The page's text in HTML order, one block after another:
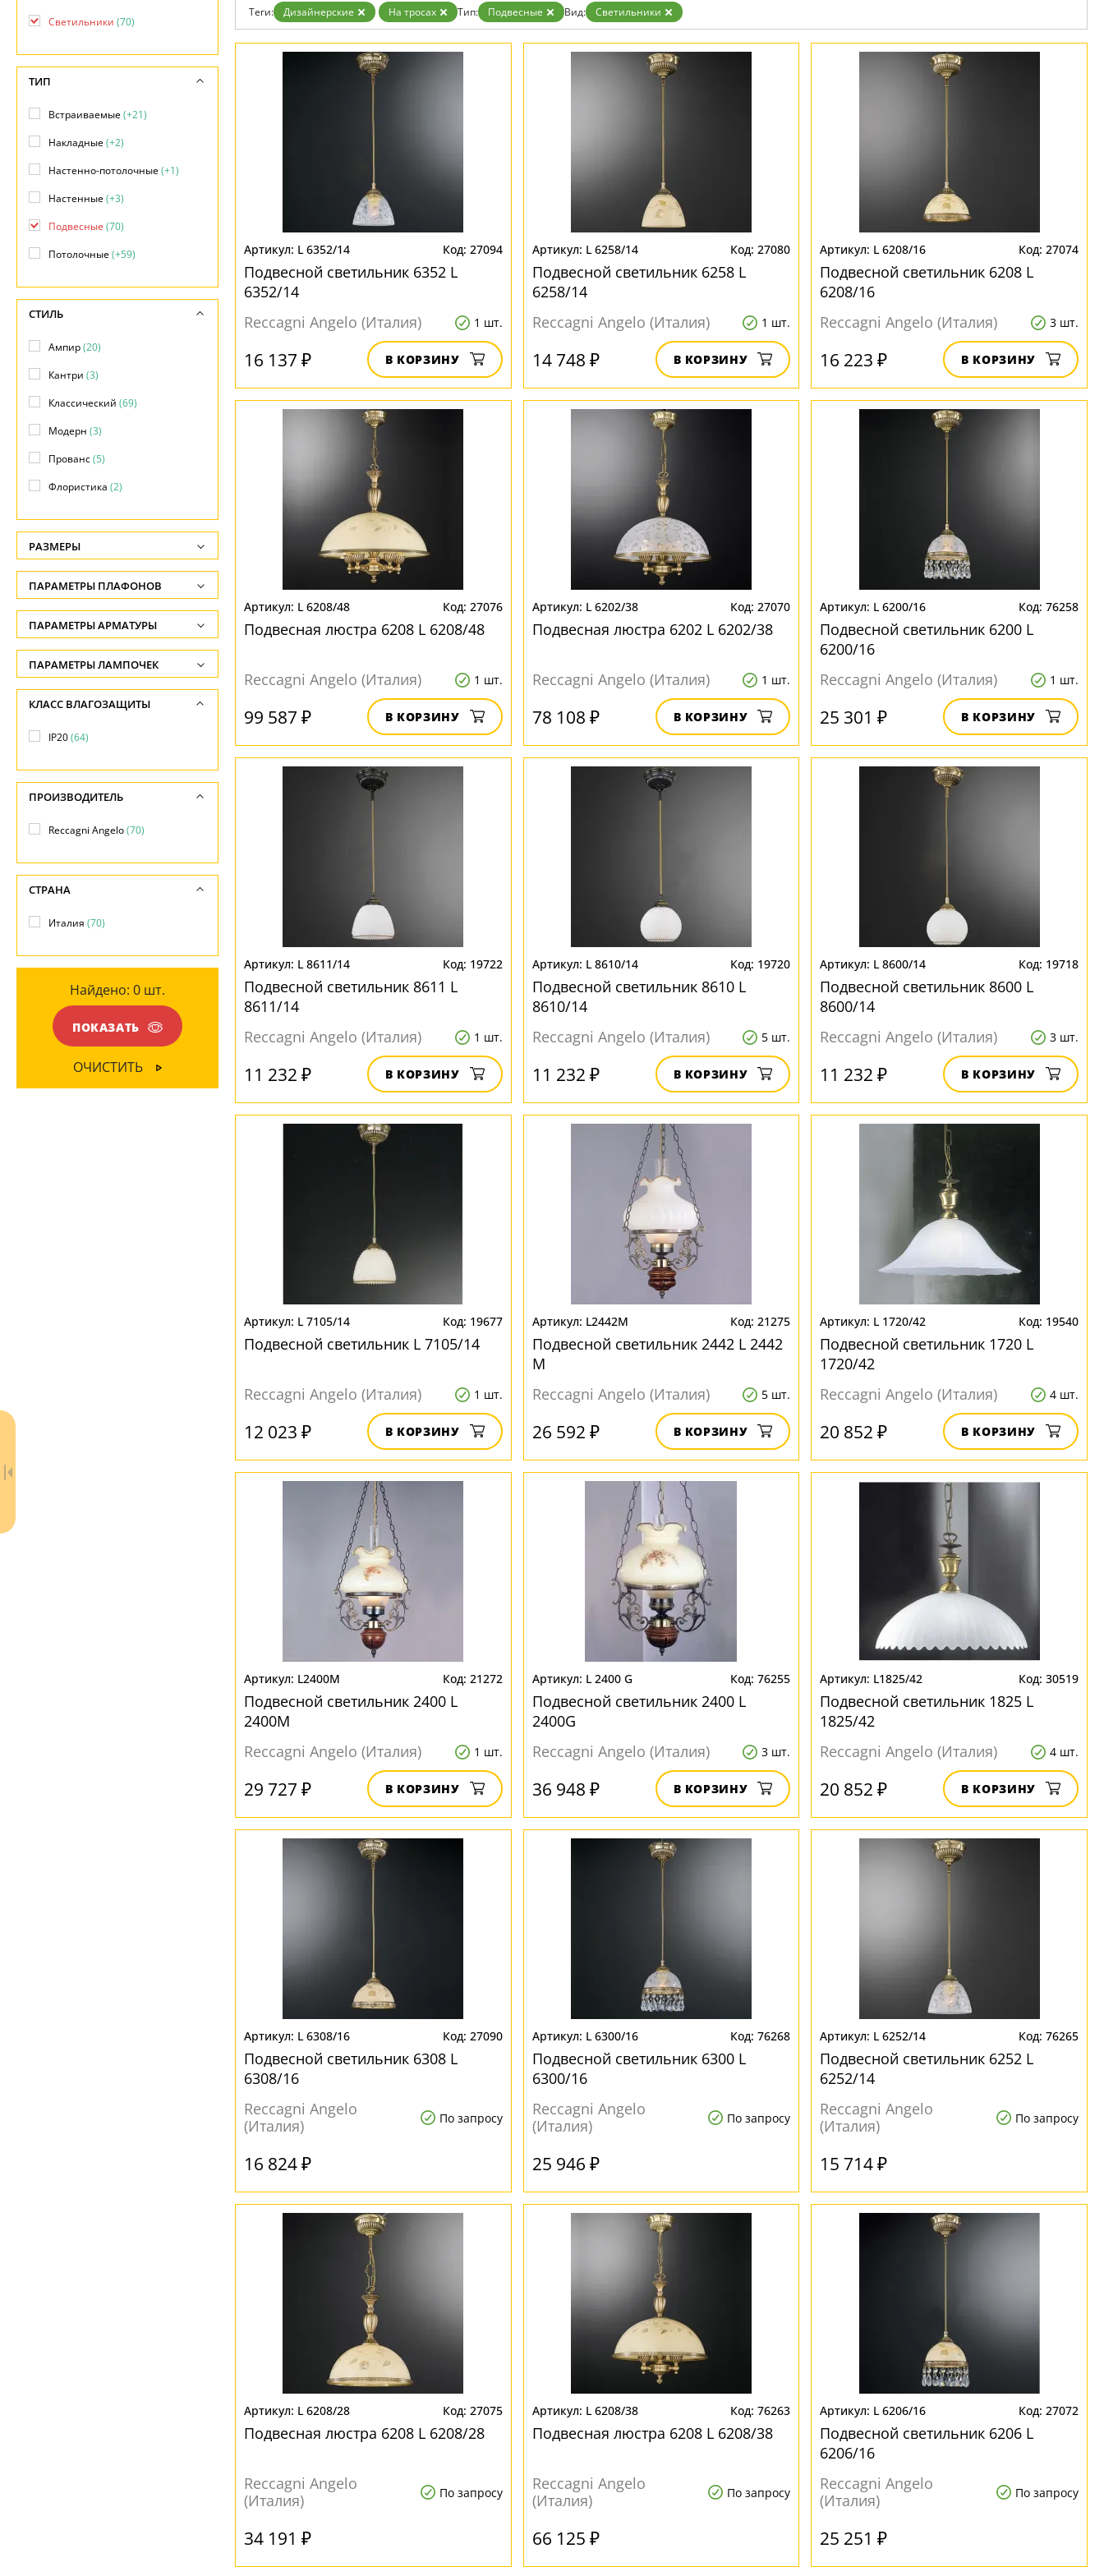
Контакты
- бесплатная доставка
Теги: Дизайнерские На тросах Тип: Подвесные Вид: Светильники
L 6352/14 27094
Подвесной светильник 6352 L
6352/14
Reccagni Angelo (Италия)
1 шт.
16 137 ₽ В КОРЗИНУ
L 6258/14 27080
Подвесной светильник 6258 L
6258/14
Reccagni Angelo (Италия)
1 шт.
14 748 ₽ В КОРЗИНУ
L 6208/16 27074
Подвесной светильник 6208 L
6208/16
Reccagni Angelo (Италия)
3 шт.
16 223 ₽ В КОРЗИНУ
L 6208/48 27076
Подвесная люстра 6208 L 6208/48
Reccagni Angelo (Италия) 1 шт.
99 587 ₽ В КОРЗИНУ
L 6202/38 27070
Подвесная люстра 6202 L 6202/38
Reccagni Angelo (Италия) 1 шт.
78 108 ₽ В КОРЗИНУ
L 6200/16 76258
Подвесной светильник 6200 L
6200/16
Reccagni Angelo (Италия)
1 шт.
25 301 ₽ В КОРЗИНУ
L 8611/14 19722
Подвесной светильник 8611 L
8611/14
Reccagni Angelo (Италия)
1 шт.
11 232 ₽ В КОРЗИНУ
L 8610/14 19720
Подвесной светильник 8610 L
8610/14
Reccagni Angelo (Италия)
5 шт.
11 232 ₽ В КОРЗИНУ
L 8600/14 19718
Подвесной светильник 8600 L
8600/14
Reccagni Angelo (Италия)
3 шт.
11 232 ₽ В КОРЗИНУ
L 7105/14 19677
Подвесной светильник L 7105/14
Reccagni Angelo (Италия) 1 шт.
12 023 ₽ В КОРЗИНУ
L2442M 21275
Подвесной светильник 2442 L 2442
M
Reccagni Angelo (Италия)
5 шт.
26 592 ₽ В КОРЗИНУ
L 1720/42 19540
Подвесной светильник 1720 L
1720/42
Reccagni Angelo (Италия)
4 шт.
20 852 ₽ В КОРЗИНУ
L2400M 21272
Подвесной светильник 2400 L
2400M
Reccagni Angelo (Италия)
1 шт.
29 727 ₽ В КОРЗИНУ
L 2400 G 76255
Подвесной светильник 2400 L
2400G
Reccagni Angelo (Италия)
3 шт.
36 948 ₽ В КОРЗИНУ
L1825/42 30519
Подвесной светильник 1825 L
1825/42
Reccagni Angelo (Италия)
4 шт.
20 852 ₽ В КОРЗИНУ
L 6308/16 27090
Подвесной светильник 6308 L
6308/16
Reccagni Angelo
(Италия)
По запросу
16 824 ₽
L 6300/16 76268
Подвесной светильник 6300 L
6300/16
Reccagni Angelo
(Италия)
По запросу
25 946 ₽
L 6252/14 76265
Подвесной светильник 6252 L
6252/14
Reccagni Angelo
(Италия)
По запросу
15 714 ₽
L 6208/28 27075
Подвесная люстра 6208 L 6208/28
Reccagni Angelo
(Италия)
По запросу
34 191 ₽
L 6208/38 76263
Подвесная люстра 6208 L 6208/38
Reccagni Angelo
(Италия)
По запросу
66 125 ₽
L 6206/16 27072
Подвесной светильник 6206 L
6206/16
Reccagni Angelo
(Италия)
По запросу
25 251 ₽
Светильники (70)
ТИП
Встраиваемые(+21)
Накладные(+2)
Настенно-потолочные(+1)
Настенные(+3)
Подвесные (70)
Потолочные(+59)
СТИЛЬ
Ампир(20)
Кантри (3)
Классический (69)
Модерн (3)
Прованс(5)
Флористика (2)
РАЗМЕРЫ
Высота, см
-
Ширина, см
-
Диаметр, см
-
Длина, см
ПАРАМЕТРЫ ПЛАФОНОВ
ФОРМА ПЛАФОНА
Декоративный(31)
Конус(5)
Полукруг(4)
Полусфера
Сфера(1)
ПОВЕРХНОСТЬ
Матовый(34)
Рельефный(1)
НАПРАВЛЕНИЕ
Вверх(15)
Вниз(58)
ПАРАМЕТРЫ АРМАТУРЫ
ЦВЕТ АРМАТУРЫ
Бежевый(1)
Золотой(12)
Коричневый(3)
Серебристый(1)
Черный
Дерево(3)
Металл(70)
ПОВЕРХНОСТЬ
Глянцевый(52)
ПАРАМЕТРЫ ЛАМПОЧЕК
Количество ламп
-
Общая мощность ламп
-
Напряжение
-
КЛАСС ВЛАГОЗАЩИТЫ
IP20(64)
ПРОИЗВОДИТЕЛЬ
Reccagni Angelo(70)
СТРАНА
Италия (70)
Найдено: 0 шт.
ПОКАЗАТЬ
ОЧИСТИТЬ